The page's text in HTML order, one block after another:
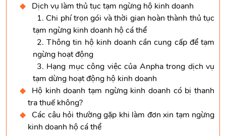
Dịch vụ làm thủ tục tạm ngừng hộ kinh doanh
1. Chi phí trọn gói và thời gian hoàn thành thủ tục
tạm ngừng kinh doanh hộ cá thể
2. Thông tin hộ kinh doanh cần cung cấp để tạm
ngừng hoạt động
3. Hạng mục công việc của Anpha trong dịch vụ
tạm dừng hoạt động hộ kinh doanh
Hộ kinh doanh tạm ngừng kinh doanh có bị thanh
tra thuế không?
Các câu hỏi thường gặp khi làm đơn xin tạm ngừng
kinh doanh hộ cá thể